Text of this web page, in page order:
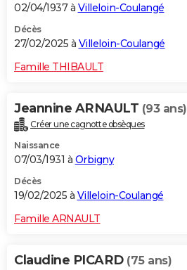
02/04/1937 à Villeloin-Coulangé
Décès
27/02/2025 à Villeloin-Coulangé
Famille THIBAULT
Jeannine ARNAULT (93 ans)
Créer une cagnotte obsèques
Naissance
07/03/1931 à Orbigny
Décès
19/02/2025 à Villeloin-Coulangé
Famille ARNAULT
Claudine PICARD (75 ans)